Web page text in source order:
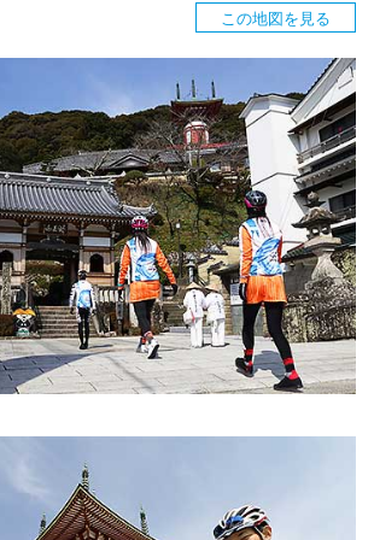
この地図を見る